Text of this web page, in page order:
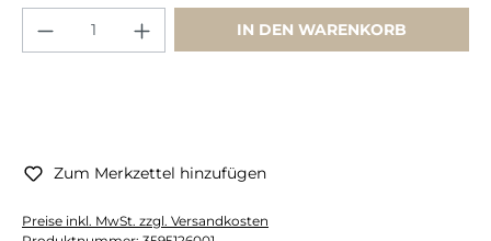
IN DEN WARENKORB
Zum Merkzettel hinzufügen
Preise inkl. MwSt. zzgl. Versandkosten